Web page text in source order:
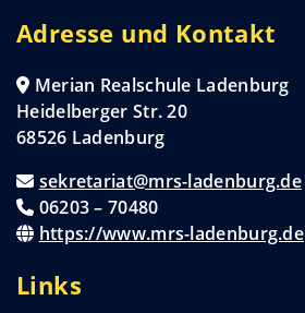
Adresse und Kontakt
Merian Realschule Ladenburg
Heidelberger Str. 20
68526 Ladenburg
sekretariat@mrs-ladenburg.de
06203 – 70480
https://www.mrs-ladenburg.de
Links